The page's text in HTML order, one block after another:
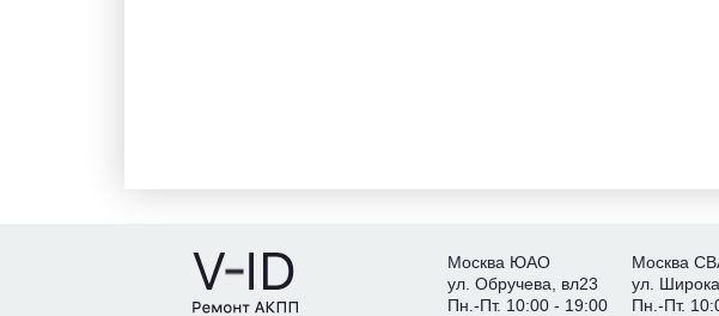
Москва ЮАО
ул. Обручева, вл23
Пн.-Пт. 10:00 - 19:00
Москва
ул.
Пн.-Пт.